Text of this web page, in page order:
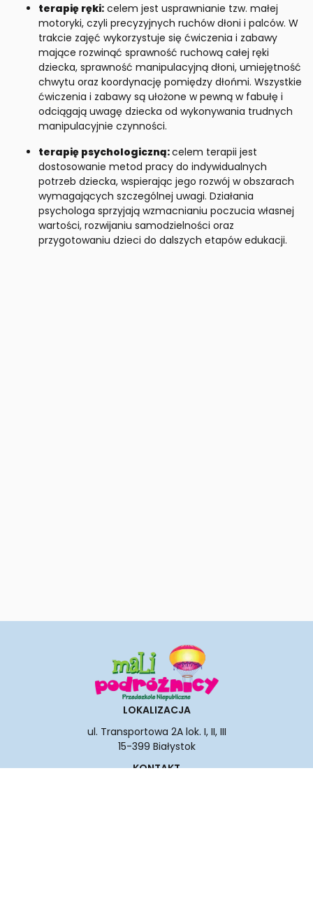
terapię ręki: celem jest usprawnianie tzw. małej
motoryki, czyli precyzyjnych ruchów dłoni i palców. W
trakcie zajęć wykorzystuje się ćwiczenia i zabawy
mające rozwinąć sprawność ruchową całej ręki
dziecka, sprawność manipulacyjną dłoni, umiejętność
chwytu oraz koordynację pomiędzy dłońmi. Wszystkie
ćwiczenia i zabawy są ułożone w pewną w fabułę i
odciągają uwagę dziecka od wykonywania trudnych
manipulacyjnie czynności.
terapię psychologiczną:celem terapii jest
dostosowanie metod pracy do indywidualnych
potrzeb dziecka, wspierając jego rozwój w obszarach
wymagających szczególnej uwagi. Działania
psychologa sprzyjają wzmacnianiu poczucia własnej
wartości, rozwijaniu samodzielności oraz
przygotowaniu dzieci do dalszych etapów edukacji.
LOKALIZACJA
ul. Transportowa 2A lok. I, II, III
15-399 Białystok
KONTAKT